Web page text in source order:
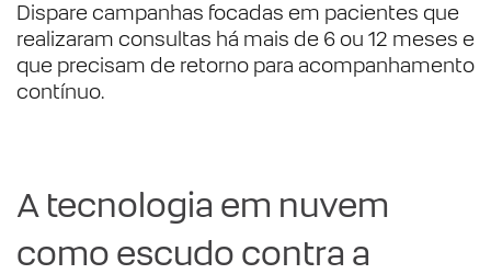
Dispare campanhas focadas em pacientes que
realizaram consultas há mais de 6 ou 12 meses e
que precisam de retorno para acompanhamento
contínuo.
A tecnologia em nuvem
como escudo contra a